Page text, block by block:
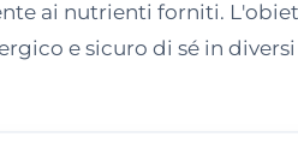
ai nutrienti forniti.
e sicuro di sé in